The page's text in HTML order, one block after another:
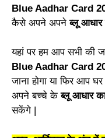
Blue Aadhar Card
कैसे अपने अपनेब्लू आधार
यहां पर हम आप सभी की
Blue Aadhar Card
जाना होगा या फिर आप
अपने बच्चे केब्लू आधार
सकेंगे |